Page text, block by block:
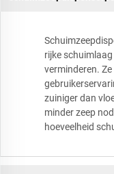
rijke
verminderen.
zuiniger dan
minder zeep
hoeveelheid